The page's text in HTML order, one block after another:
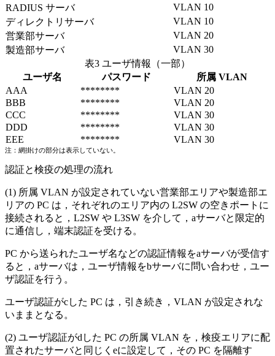
RADIUS サーバ
VLAN 10
ディレクトリサーバ
VLAN 10
営業部サーバ
VLAN 20
製造部サーバ
VLAN 30
表3 ユーザ情報（一部）
ユーザ名
パスワード
所属 VLAN
AAA
********
VLAN 20
BBB
********
VLAN 20
CCC
********
VLAN 30
DDD
********
VLAN 30
EEE
******** VLAN 30
注：網掛けの部分は表示していない。
認証と検疫の処理の流れ
所属 VLAN が設定されていない営業部エリアや製造部エ
リアの PC は，それぞれのエリア内の L2SW の空きポートに
接続されると，L2SW や L3SW を介して， aサーバと限定的
に通信し，端末認証を受ける。
PC から送られたユーザ名などの認証情報をaサーバが受信す
ると， aサーバは，ユーザ情報をbサーバに問い合わせ，ユー
ザ認証を行う。
ユーザ認証がcした PC は，引き続き，VLAN が設定されな
いままとなる。
ユーザ認証がd した PC の所属 VLAN を，検疫エリアに配
置されたサーバと同じく eに設定して，その PC を隔離す